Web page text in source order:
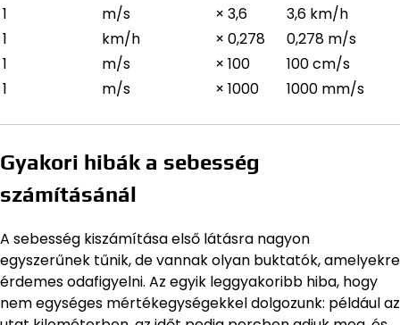
1
m/s × 3,6
3,6 km/h
1
km/h × 0,278
0,278 m/s
1
m/s × 100
100 cm/s
1
m/s × 1000 1000 mm/s
Gyakori hibák a sebesség
számításánál
A sebesség kiszámítása első látásra nagyon
egyszerűnek tűnik, de vannak olyan buktatók, amelyekre
érdemes odafigyelni. Az egyik leggyakoribb hiba, hogy
nem egységes mértékegységekkel dolgozunk: például az